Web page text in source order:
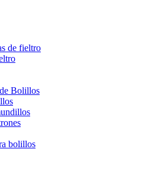
de fieltro
Bolillos
bolillos